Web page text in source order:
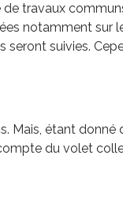
travaux
notamment sur
suivies.
Mais, étant
du volet